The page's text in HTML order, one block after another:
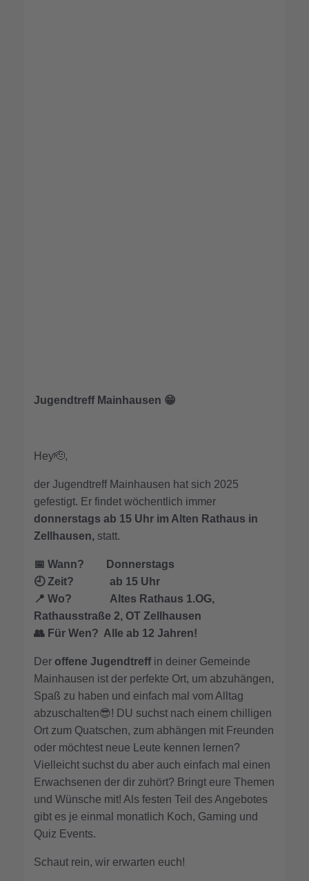
Jugendtreff Mainhausen 😁
Hey🫡,
der Jugendtreff Mainhausen hat sich 2025
gefestigt. Er findet wöchentlich immer
donnerstags ab 15 Uhr im Alten Rathaus in
Zellhausen, statt.
📅 Wann? Donnerstags
🕘Zeit? ab 15 Uhr
📍Wo? Altes Rathaus 1.OG,
Rathausstraße 2, OT Zellhausen
👥 Für Wen? Alle ab 12 Jahren!
Deroffene Jugendtreffin deiner Gemeinde
Mainhausen ist der perfekte Ort, um abzuhängen,
Spaß zu haben und einfach mal vom Alltag
abzuschalten😎! DU suchst nach einem chilligen
Ort zum Quatschen, zum abhängen mit Freunden
oder möchtest neue Leute kennen lernen?
Vielleicht suchst du aber auch einfach mal einen
Erwachsenen der dir zuhört? Bringt eure Themen
und Wünsche mit! Als festen Teil des Angebotes
gibt es je einmal monatlich Koch, Gaming und
Quiz Events.
Schaut rein, wir erwarten euch!